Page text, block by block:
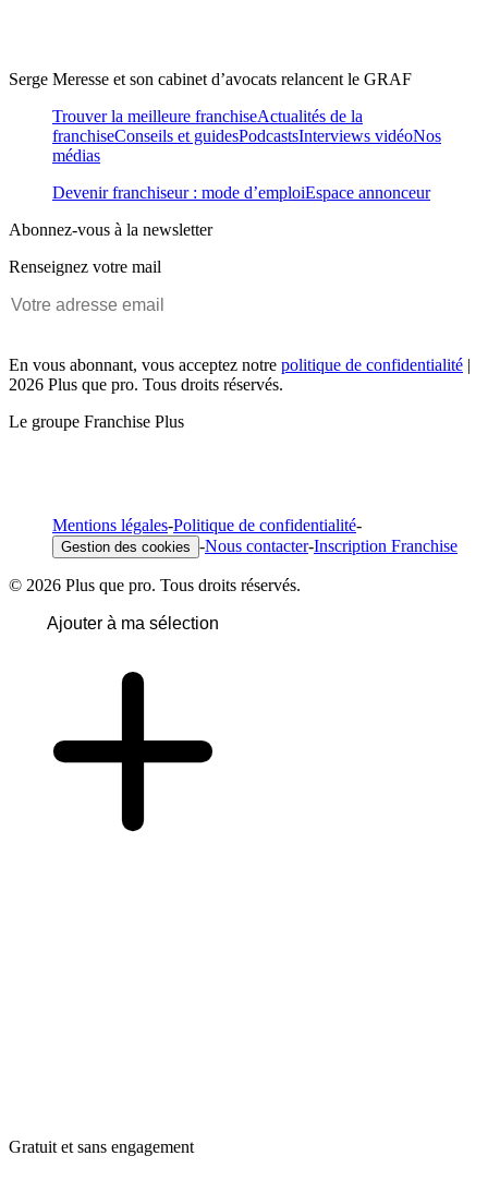
Serge Meresse et son cabinet d’avocats relancent le GRAF
Trouver la meilleure franchiseActualités de la
franchiseConseils et guidesPodcastsInterviews vidéoNos
médias
Devenir franchiseur : mode d’emploiEspace annonceur
Abonnez-vous à la newsletter
Renseignez votre mail
En vous abonnant, vous acceptez notre politique de confidentialité |
2026 Plus que pro. Tous droits réservés.
Le groupe Franchise Plus
Mentions légales-Politique de confidentialité-
Gestion des cookies -Nous contacter-Inscription Franchise
© 2026 Plus que pro. Tous droits réservés.
Ajouter à ma sélection
Gratuit et sans engagement